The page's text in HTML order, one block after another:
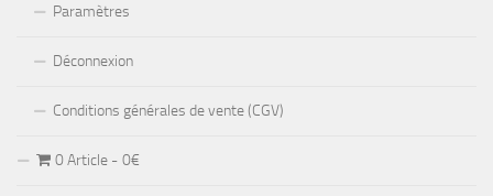
Paramètres
Déconnexion
Conditions générales de vente (CGV)
0 Article 0€